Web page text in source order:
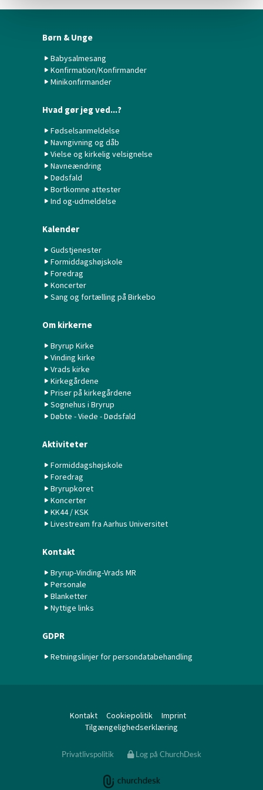
Børn & Unge
Babysalmesang
Konfirmation/Konfirmander
Minikonfirmander
Hvad gør jeg ved...?
Fødselsanmeldelse
Navngivning og dåb
Vielse og kirkelig velsignelse
Navneændring
Dødsfald
Bortkomne attester
Ind og-udmeldelse
Kalender
Gudstjenester
Formiddagshøjskole
Foredrag
Koncerter
Sang og fortælling på Birkebo
Om kirkerne
Bryrup Kirke
Vinding kirke
Vrads kirke
Kirkegårdene
Priser på kirkegårdene
Sognehus i Bryrup
Døbte - Viede - Dødsfald
Aktiviteter
Formiddagshøjskole
Foredrag
Bryrupkoret
Koncerter
KK44 / KSK
Livestream fra Aarhus Universitet
Kontakt
Bryrup-Vinding-Vrads MR
Personale
Blanketter
Nyttige links
GDPR
Retningslinjer for persondatabehandling
Kontakt Cookiepolitik
Imprint
Tilgængelighedserklæring
Privatlivspolitik Log på ChurchDesk